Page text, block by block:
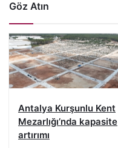
Göz Atın
Antalya Kurşunlu Kent
Mezarlığı’nda kapasite
artırımı